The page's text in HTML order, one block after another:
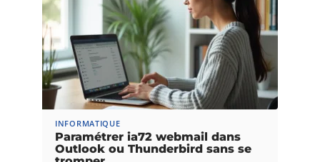
INFORMATIQUE
Paramétrer ia72 webmail dans
Outlook ou Thunderbird sans se